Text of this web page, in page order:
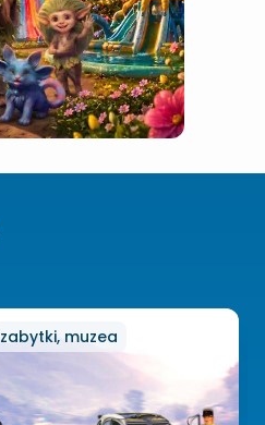
zabytki, muzea